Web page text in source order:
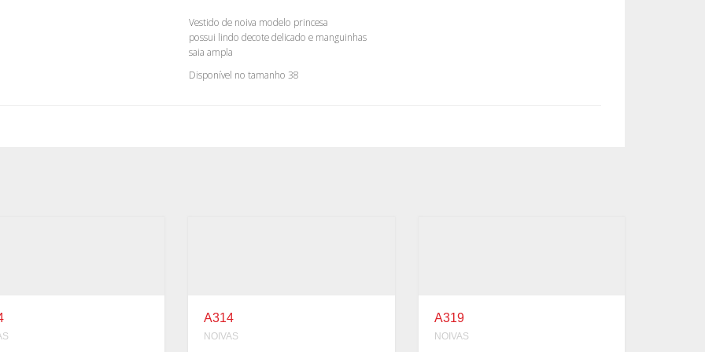
Vestido de noiva modelo princesa
possui lindo decote delicado e manguinhas
saia ampla
Disponível no tamanho 38
A314
NOIVAS
A319
NOIVAS